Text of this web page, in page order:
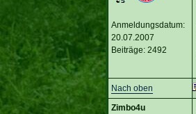
Anmeldungsdatum:
20.07.2007
Beiträge: 2492
Nach oben
Zimbo4u